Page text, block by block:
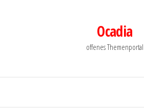
Ocadia
offenes Themenportal